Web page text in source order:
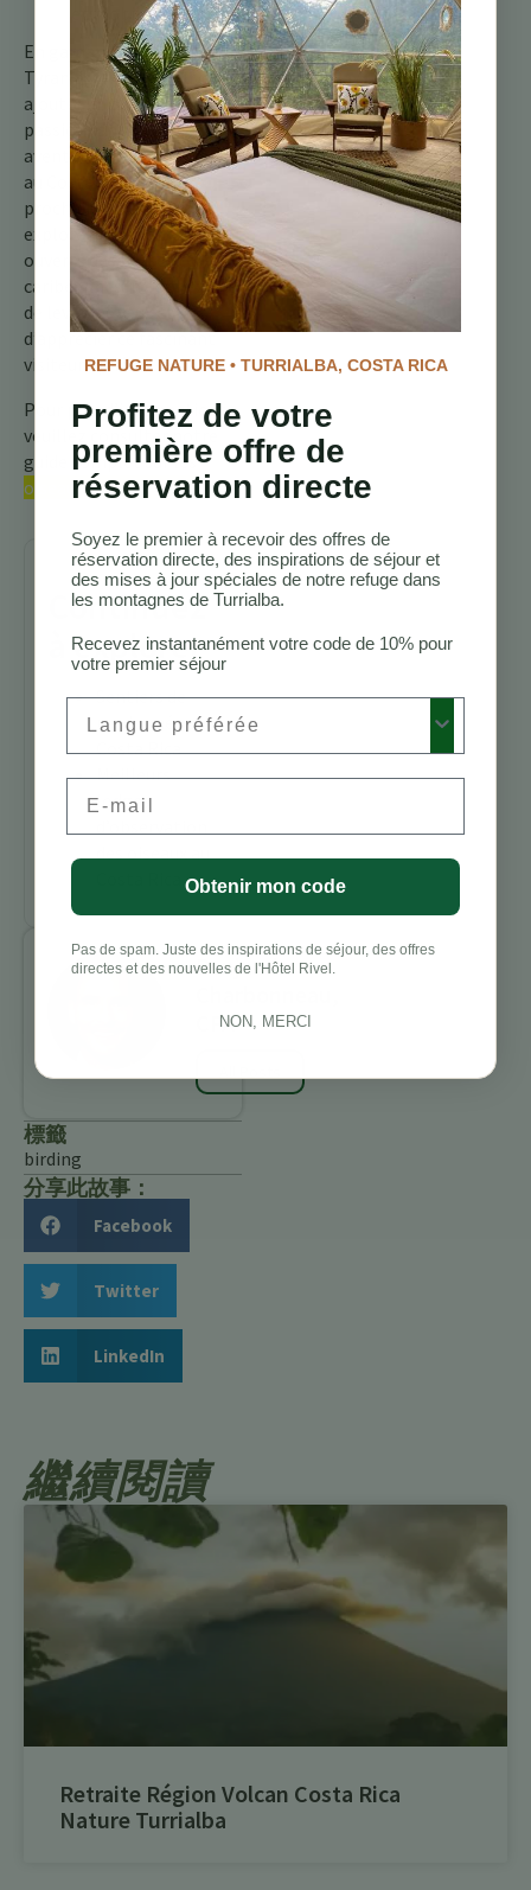
et mobiles.
En gardant un œil sur le
Tyran tritri, vous pouvez
ajouter un autre chapitre
passionnant à votre
aventure ornithologique
au Costa Rica. Alors, la
prochaine fois que vous
explorez les espaces
ouverts des basses terres
caribéennes, n’oubliez pas
de lever les yeux et
d’apprécier ce fascinant
visiteur éphémère.
Pour plus d’informations,
veuillez consulter notre
guide complet sur les
oiseaux du Costa Rica
Continuez
à explorer
Sentiers de
randonnée au
Costa Rica
Meilleurs
lodges
des oiseaux au
Benjamin
CFA
標籤
birding
分享此故事：
Facebook
Twitter
LinkedIn
繼續閱讀
Retraite Région Volcan Costa Rica
Nature Turrialba
REFUGE NATURE • TURRIALBA, COSTA RICA
Profitez de votre
première offre de
réservation directe
Soyez le premier à recevoir des offres de
réservation directe, des inspirations de séjour et
des mises à jour spéciales de notre refuge dans
les montagnes de Turrialba.
Recevez instantanément votre code de 10% pour
votre premier séjour
Obtenir mon code
Pas de spam. Juste des inspirations de séjour, des offres
directes et des nouvelles de l'Hôtel Rivel.
NON, MERCI